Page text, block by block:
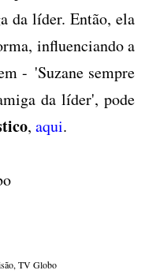
da líder. Então, ela
influenciando a
- 'Suzane sempre
da líder', pode
, aqui.
TV Globo